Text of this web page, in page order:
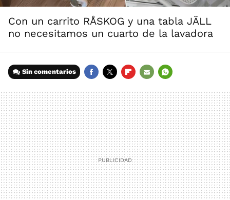
Con un carrito RÅSKOG y una tabla JÄLL
no necesitamos un cuarto de la lavadora
Sin comentarios
MAIL